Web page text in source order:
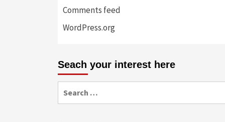
Comments feed
WordPress.org
Seach your interest here
for: